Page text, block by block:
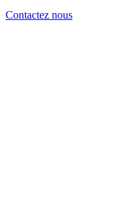
Contactez nous